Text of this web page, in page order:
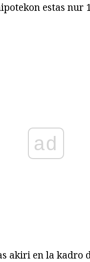
estas nur
ad
akiri en la kadro